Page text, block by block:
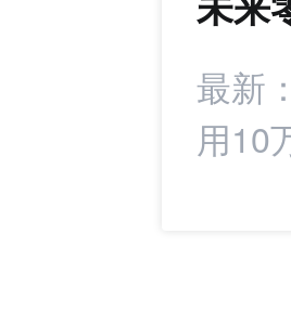
最新
用10